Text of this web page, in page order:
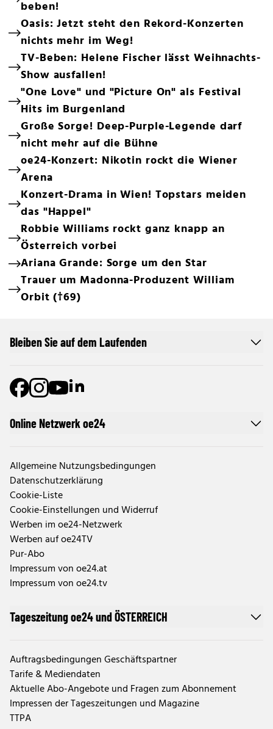
beben!
Oasis: Jetzt steht den Rekord-Konzerten
nichts mehr im Weg!
TV-Beben: Helene Fischer lässt Weihnachts-
Show ausfallen!
"One Love" und "Picture On" als Festival
Hits im Burgenland
Große Sorge! Deep-Purple-Legende darf
nicht mehr auf die Bühne
oe24-Konzert: Nikotin rockt die Wiener
Arena
Konzert-Drama in Wien! Topstars meiden
das "Happel"
Robbie Williams rockt ganz knapp an
Österreich vorbei
Ariana Grande: Sorge um den Star
Trauer um Madonna-Produzent William
Orbit (†69)
Online Netzwerk oe24
Allgemeine Nutzungsbedingungen
Datenschutzerklärung
Cookie-Liste
Cookie-Einstellungen und Widerruf
Werben im oe24-Netzwerk
Werben auf oe24TV
Pur-Abo
Impressum von oe24.at
Impressum von oe24.tv
Tageszeitung oe24 und ÖSTERREICH
Auftragsbedingungen Geschäftspartner
Tarife & Mediendaten
Aktuelle Abo-Angebote und Fragen zum Abonnement
Impressen der Tageszeitungen und Magazine
TTPA
Bleiben Sie auf dem Laufenden